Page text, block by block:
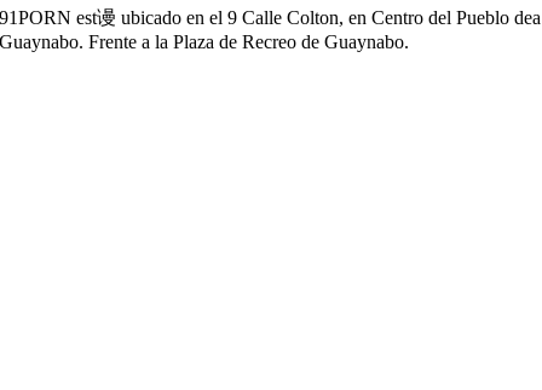
91PORN est谩 ubicado en el 9 Calle Colton, en Centro del Pueblo dea
Guaynabo. Frente a la Plaza de Recreo de Guaynabo.